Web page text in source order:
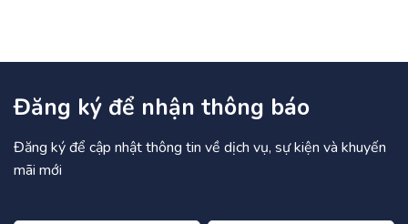
Đăng ký để nhận thông báo
Đăng ký để cập nhật thông tin về dịch vụ, sự kiện và khuyến
mãi mới